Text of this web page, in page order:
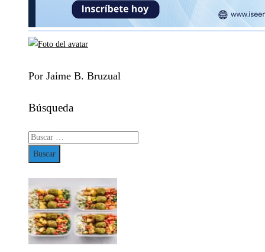
Por Jaime B. Bruzual
Búsqueda
Buscar: